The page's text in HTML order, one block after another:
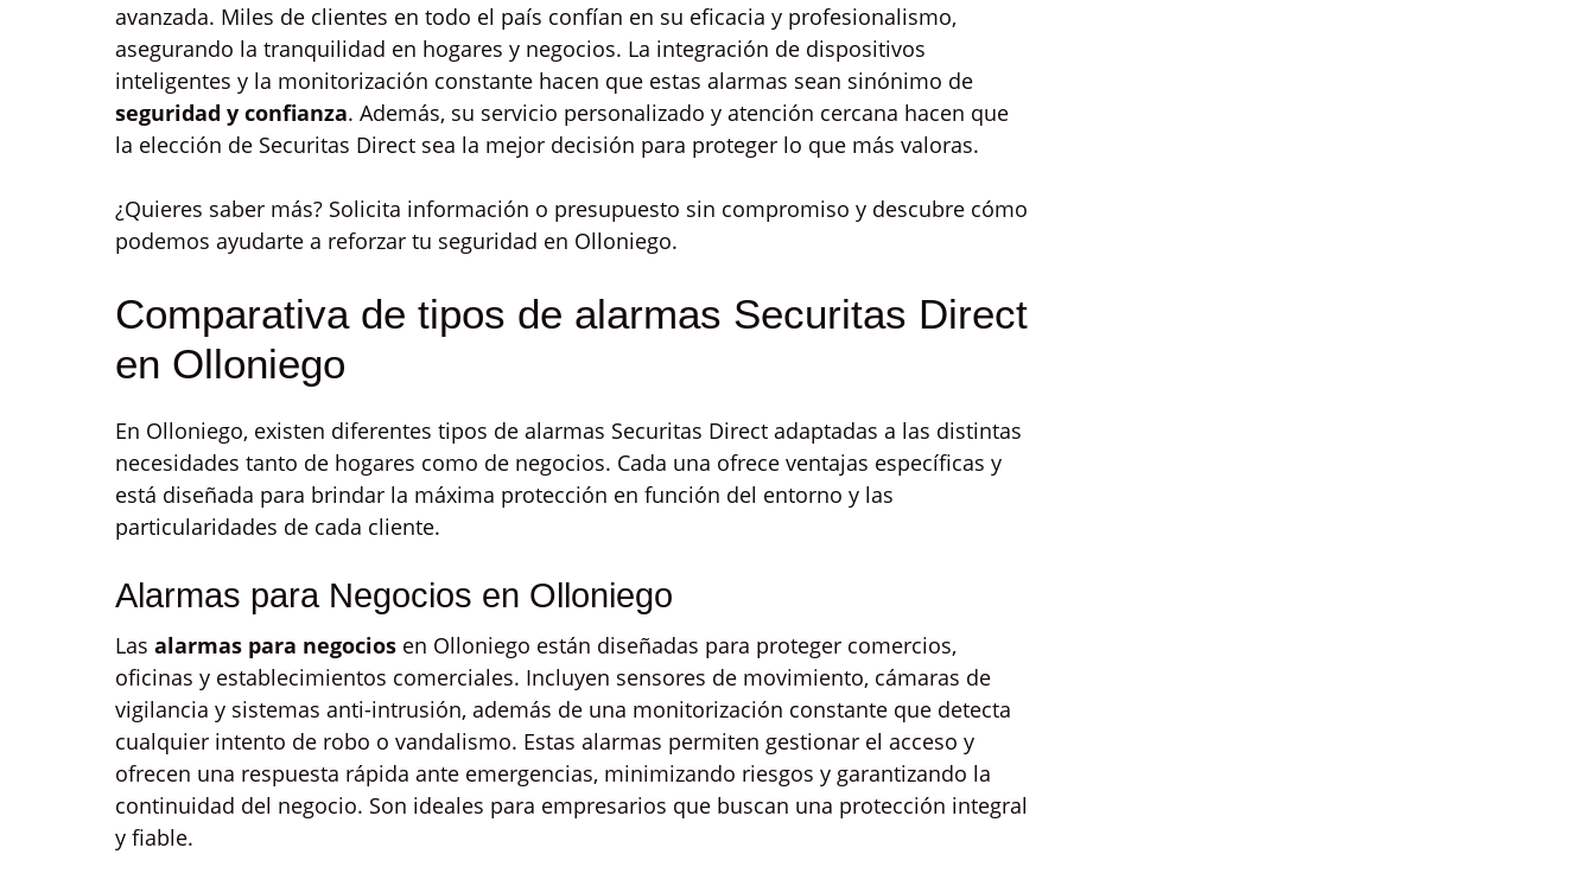
avanzada. Miles de clientes en todo el país confían en su eficacia y profesionalismo,
asegurando la tranquilidad en hogares y negocios. La integración de dispositivos
inteligentes y la monitorización constante hacen que estas alarmas sean sinónimo de
seguridad y confianza. Además, su servicio personalizado y atención cercana hacen que
la elección de Securitas Direct sea la mejor decisión para proteger lo que más valoras.
¿Quieres saber más? Solicita información o presupuesto sin compromiso y descubre cómo
podemos ayudarte a reforzar tu seguridad en Olloniego.
Comparativa de tipos de alarmas Securitas Direct
en Olloniego
En Olloniego, existen diferentes tipos de alarmas Securitas Direct adaptadas a las distintas
necesidades tanto de hogares como de negocios. Cada una ofrece ventajas específicas y
está diseñada para brindar la máxima protección en función del entorno y las
particularidades de cada cliente.
Alarmas para Negocios en Olloniego
Las alarmas para negocios en Olloniego están diseñadas para proteger comercios,
oficinas y establecimientos comerciales. Incluyen sensores de movimiento, cámaras de
vigilancia y sistemas anti-intrusión, además de una monitorización constante que detecta
cualquier intento de robo o vandalismo. Estas alarmas permiten gestionar el acceso y
ofrecen una respuesta rápida ante emergencias, minimizando riesgos y garantizando la
continuidad del negocio. Son ideales para empresarios que buscan una protección integral
y fiable.